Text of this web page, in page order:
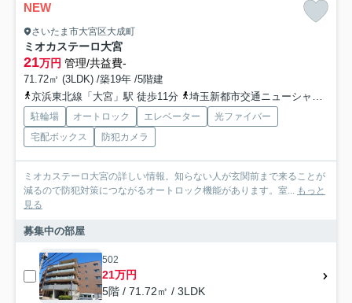
NEW
さいたま市大宮区大成町
ミオカステーロ大宮
21万円 管理/共益費-
71.72㎡ (3LDK) /築19年 /5階建
京浜東北線「大宮」駅 徒歩11分
埼玉新都市交通ニューシャトル「鉄道博物館（大成）」駅 徒歩21分
駐輪場 オートロック エレベーター
光ファイバー
宅配ボックス
防犯カメラ
ミオカステーロ大宮の詳しい情報。知らない人が玄関前まで来ることが
減るので防犯対策につながるオートロック機能があります。室... もっと
見る
募集中の部屋
502
21万円
5階 / 71.72㎡ / 3LDK